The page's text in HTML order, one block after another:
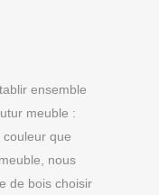
ensemble
meuble :
que
nous
de bois choisir